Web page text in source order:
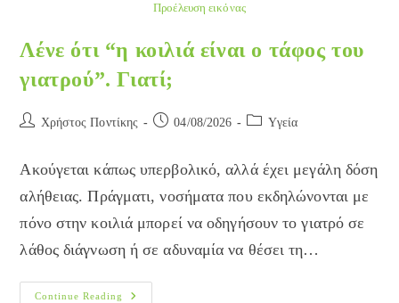
Προέλευση εικόνας
Λένε ότι “η κοιλιά είναι ο τάφος του
γιατρού”. Γιατί;
Post Χρήστος Ποντίκης
Post04/08/2026
Post Yγεία
Ακούγεται κάπως υπερβολικό, αλλά έχει μεγάλη δόση
αλήθειας. Πράγματι, νοσήματα που εκδηλώνονται με
πόνο στην κοιλιά μπορεί να οδηγήσουν το γιατρό σε
λάθος διάγνωση ή σε αδυναμία να θέσει τη…
Continue Reading
Λένε